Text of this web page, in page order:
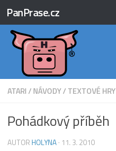
Skip to content
PanPrase.cz
ATARI/NÁVODY/TEXTOVÉ HRY
Pohádkový příběh
AUTORHOLYNA· 11. 3. 2010